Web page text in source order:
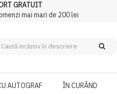
GRATUIT
mai mari de 200 lei
AUTOGRAF ÎN CURÂND